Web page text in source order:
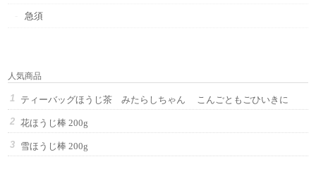
急須
人気商品
ティーバッグほうじ茶 みたらしちゃん こんごともごひいきに
花ほうじ棒 200g
雪ほうじ棒 200g